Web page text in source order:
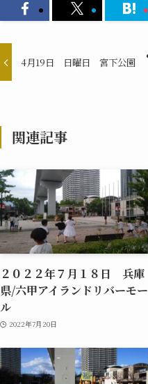
4月19日 日曜日 宮下公園
関連記事
２０２２年７月１８日 兵庫
県/六甲アイランドリバーモー
ル
2022年7月20日